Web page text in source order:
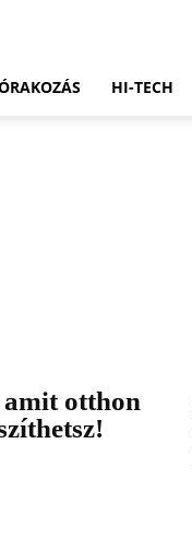
HI-TECH
otthon